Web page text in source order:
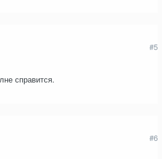
#5
справится.
#6